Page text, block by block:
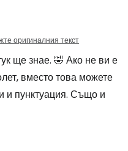
оригиналния текст
ще знае. 🤣 Ако не ви е
вместо това можете
и пунктуация. Също и